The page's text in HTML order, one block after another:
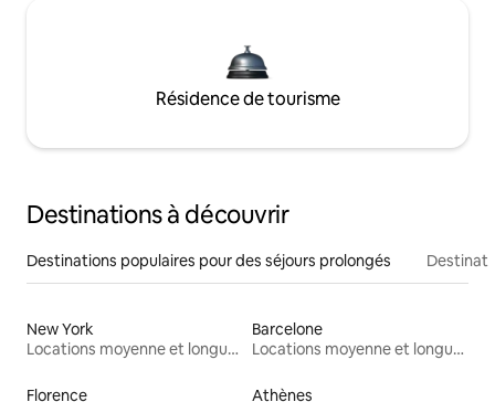
Résidence de tourisme
Destinations à découvrir
Destinations populaires pour des séjours prolongés
New York
Locations moyenne et longue durée
Barcelone
Locations moyenne et longue durée
Florence Athènes